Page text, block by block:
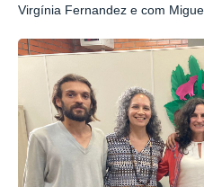
Virgínia Fernandez e com